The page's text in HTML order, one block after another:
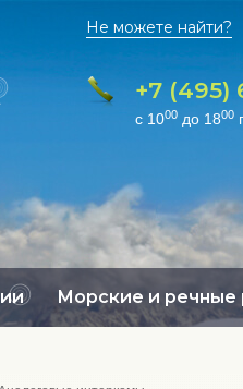
Не можете найти?
+7 (495)
с 1000 до 1800
Морские и речные